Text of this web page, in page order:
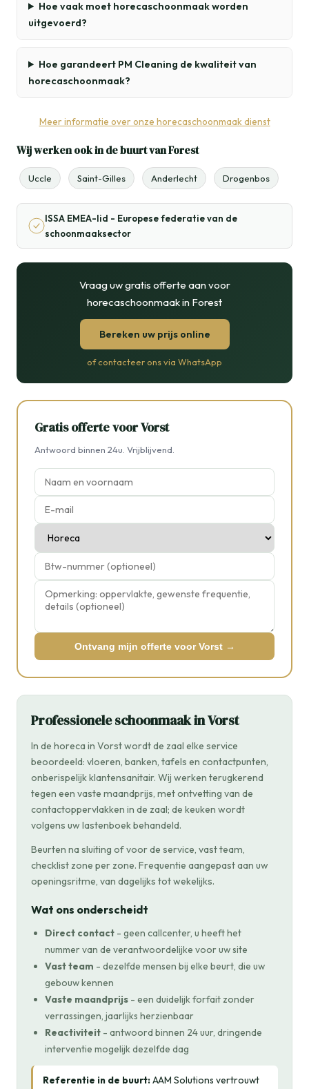
Hoe vaak moet horecaschoonmaak worden
uitgevoerd?
Hoe garandeert PM Cleaning de kwaliteit van
horecaschoonmaak?
Meer informatie over onze horecaschoonmaak dienst
Wij werken ook in de buurt van Forest
Uccle Saint-Gilles Anderlecht Drogenbos
ISSA EMEA-lid - Europese federatie van de
schoonmaaksector
Vraag uw gratis offerte aan voor
horecaschoonmaak in Forest
Bereken uw prijs online
of contacteer ons via WhatsApp
Gratis offerte voor Vorst
Antwoord binnen 24u. Vrijblijvend.
Ontvang mijn offerte voor Vorst →
Professionele schoonmaak in Vorst
In de horeca in Vorst wordt de zaal elke service
beoordeeld: vloeren, banken, tafels en contactpunten,
onberispelijk klantensanitair. Wij werken terugkerend
tegen een vaste maandprijs, met ontvetting van de
contactoppervlakken in de zaal; de keuken wordt
volgens uw lastenboek behandeld.
Beurten na sluiting of voor de service, vast team,
checklist zone per zone. Frequentie aangepast aan uw
openingsritme, van dagelijks tot wekelijks.
Wat ons onderscheidt
Direct contact - geen callcenter, u heeft het
nummer van de verantwoordelijke voor uw site
Vast team - dezelfde mensen bij elke beurt, die uw
gebouw kennen
Vaste maandprijs - een duidelijk forfait zonder
verrassingen, jaarlijks herzienbaar
Reactiviteit - antwoord binnen 24 uur, dringende
interventie mogelijk dezelfde dag
Referentie in de buurt:AAM Solutions vertrouwt